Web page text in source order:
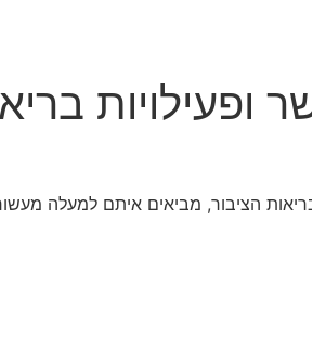
הציבור, מביאים איתם למעלה מעשור